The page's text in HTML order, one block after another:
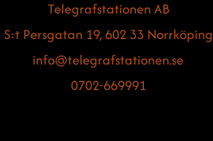
Telegrafstationen AB
S:t Persgatan 19, 602 33 Norrköping
info@telegrafstationen.se
0702-669991